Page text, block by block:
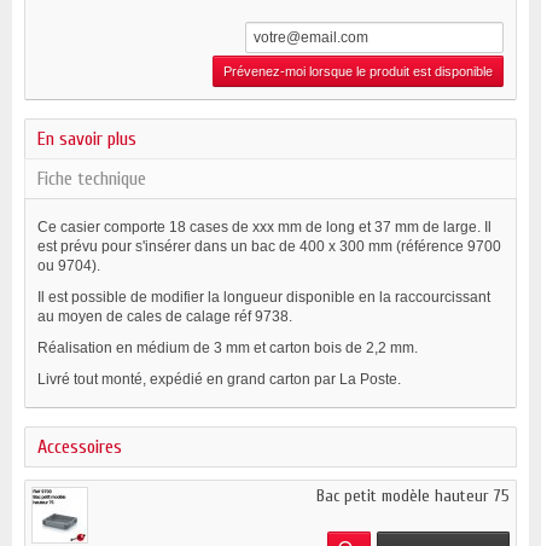
Prévenez-moi lorsque le produit est disponible
En savoir plus
Fiche technique
Ce casier comporte 18 cases de xxx mm de long et 37 mm de large. Il
est prévu pour s'insérer dans un bac de 400 x 300 mm (référence 9700
ou 9704).
Il est possible de modifier la longueur disponible en la raccourcissant
au moyen de cales de calage réf 9738.
Réalisation en médium de 3 mm et carton bois de 2,2 mm.
Livré tout monté, expédié en grand carton par La Poste.
Accessoires
Bac petit modèle hauteur 75